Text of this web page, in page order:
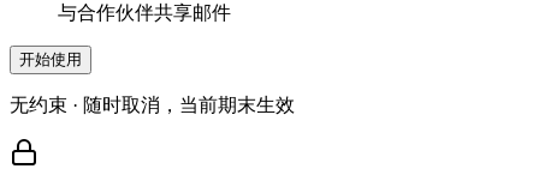
与合作伙伴共享邮件
开始使用
无约束 · 随时取消，当前期末生效